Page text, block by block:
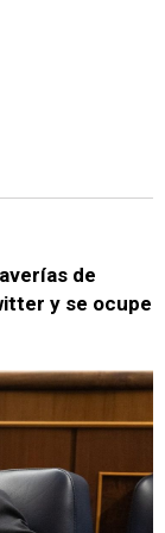
de
y se ocupe